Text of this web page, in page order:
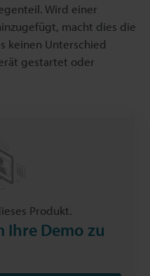
Wird einer
macht dies die
keinen Unterschied
gestartet oder
Produkt.
Ihre Demo zu